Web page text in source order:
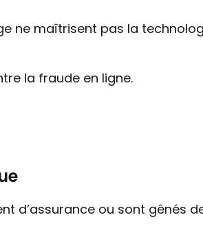
ne maîtrisent pas la
la fraude en ligne.
d’assurance ou sont gênés